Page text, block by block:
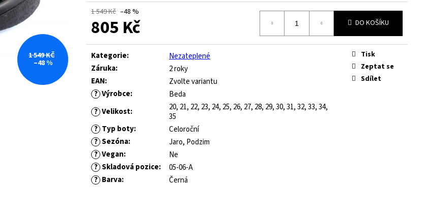
1 549 Kč –48 %
805 Kč
Měrná
cena:
DO KOŠÍKU
Kategorie:
Nezateplené
Záruka:
2 roky
EAN:
Zvolte variantu
? Výrobce:
Beda
? Velikost:
20, 21, 22, 23, 24, 25, 26, 27, 28, 29, 30, 31, 32, 33, 34,
35
? Typ boty:
Celoroční
? Sezóna:
Jaro, Podzim
? Vegan:
Ne
? Skladová pozice:
05-06-A
? Barva: Černá
Tisk
Zeptat se
Sdílet
1 549 KČ
–48 %
821 Kč
445 Kč
Původně: